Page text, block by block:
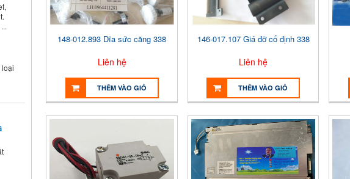
148-012.893 Dĩa sức căng 338
Liên hệ
THÊM VÀO GIỎ
146-017.107 Giá đỡ cố định 338
Liên hệ
THÊM VÀO GIỎ